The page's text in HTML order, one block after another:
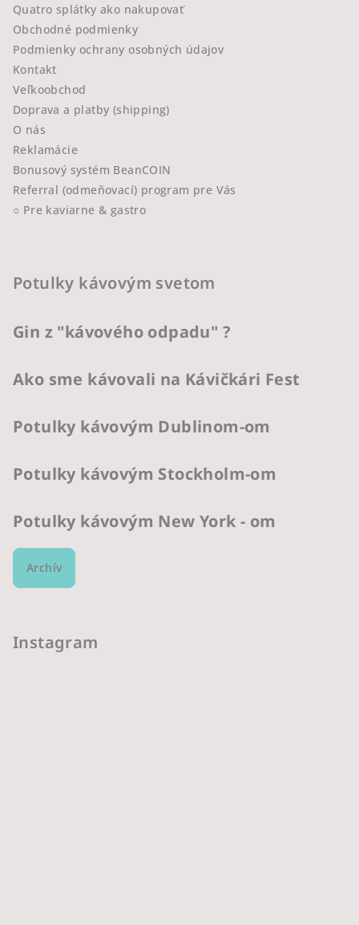
Quatro splátky ako nakupovať
Obchodné podmienky
Podmienky ochrany osobných údajov
Kontakt
Veľkoobchod
Doprava a platby (shipping)
O nás
Reklamácie
Bonusový systém BeanCOIN
Referral (odmeňovací) program pre Vás
○ Pre kaviarne & gastro
Potulky kávovým svetom
Gin z "kávového odpadu" ?
Ako sme kávovali na Kávičkári Fest
Potulky kávovým Dublinom-om
Potulky kávovým Stockholm-om
Potulky kávovým New York - om
Archív
Instagram